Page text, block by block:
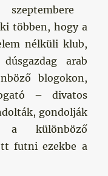
szeptembere
többen, hogy a
nélküli klub,
arab
blogokon,
– divatos
gondolják
a különböző
futni ezekbe a